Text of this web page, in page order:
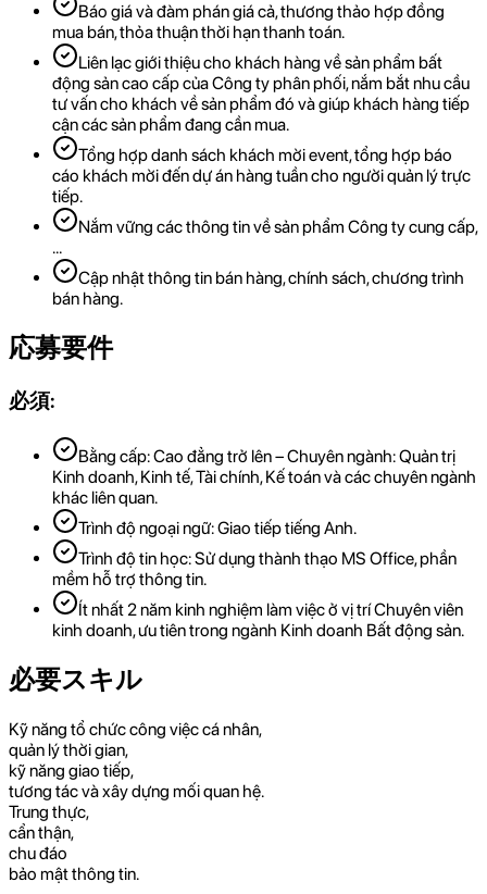
Báo giá và đàm phán giá cả, thương thảo hợp đồng
mua bán, thỏa thuận thời hạn thanh toán.
Liên lạc giới thiệu cho khách hàng về sản phẩm bất
động sản cao cấp của Công ty phân phối, nắm bắt nhu cầu
tư vấn cho khách về sản phẩm đó và giúp khách hàng tiếp
cận các sản phẩm đang cần mua.
Tổng hợp danh sách khách mời event, tổng hợp báo
cáo khách mời đến dự án hàng tuần cho người quản lý trực
tiếp.
Nắm vững các thông tin về sản phẩm Công ty cung cấp,
…
Cập nhật thông tin bán hàng, chính sách, chương trình
bán hàng.
応募要件
必須:
Bằng cấp: Cao đẳng trở lên – Chuyên ngành: Quản trị
Kinh doanh, Kinh tế, Tài chính, Kế toán và các chuyên ngành
khác liên quan.
Trình độ ngoại ngữ: Giao tiếp tiếng Anh.
Trình độ tin học: Sử dụng thành thạo MS Office, phần
mềm hỗ trợ thông tin.
Ít nhất 2 năm kinh nghiệm làm việc ở vị trí Chuyên viên
kinh doanh, ưu tiên trong ngành Kinh doanh Bất động sản.
必要スキル
Kỹ năng tổ chức công việc cá nhân,
quản lý thời gian,
kỹ năng giao tiếp,
tương tác và xây dựng mối quan hệ.
Trung thực,
cẩn thận,
chu đáo
bảo mật thông tin.